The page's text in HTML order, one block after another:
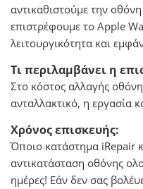
αντικαθιστούμε την
επιστρέφουμε το Apple
λειτουργικότητα και
Τι περιλαμβάνει η
Στο κόστος αλλαγής
ανταλλακτικό, η εργασία
Χρόνος επισκευής:
Όποιο κατάστημα iRepair
αντικατάσταση οθόνης
ημέρες! Εάν δεν σας